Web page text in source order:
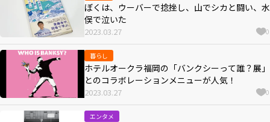
ぼくは、ウーバーで捻挫し、山でシカと闘い、水
俣で泣いた
2023.03.27 0
暮らし
ホテルオークラ福岡の「バンクシーって誰？展」
とのコラボレーションメニューが人気！
2023.03.27 0
エンタメ